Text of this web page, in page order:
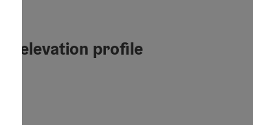
elevation profile